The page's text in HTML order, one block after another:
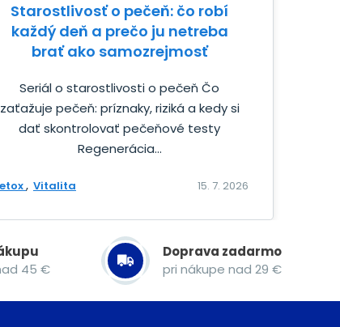
Starostlivosť o pečeň: čo robí
každý deň a prečo ju netreba
brať ako samozrejmosť
Seriál o starostlivosti o pečeň Čo
zaťažuje pečeň: príznaky, riziká a kedy si
dať skontrolovať pečeňové testy
Regenerácia...
Vitalita 15. 7. 2026
45 €
Doprava zadarmo
pri nákupe nad 29 €